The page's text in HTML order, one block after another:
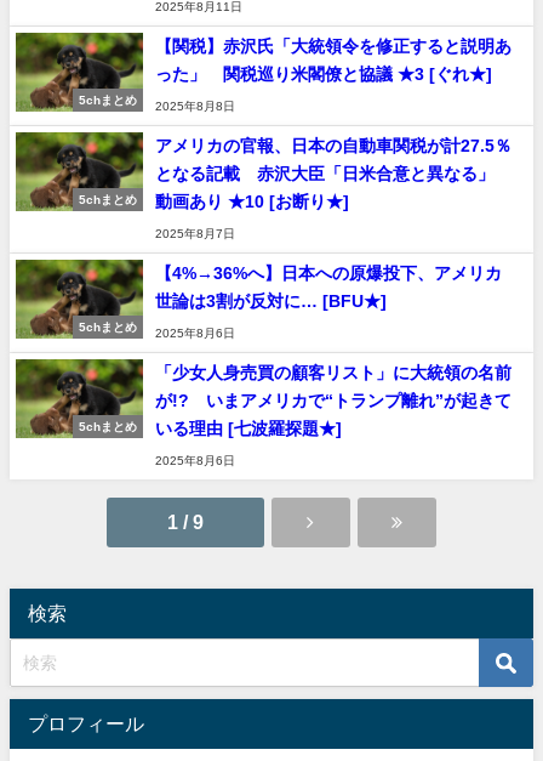
2025年8月11日
5chまとめ
【関税】赤沢氏「大統領令を修正すると説明あ
った」 関税巡り米閣僚と協議 ★3 [ぐれ★]
2025年8月8日
5chまとめ
アメリカの官報、日本の自動車関税が計27.5％
となる記載 赤沢大臣「日米合意と異なる」
動画あり ★10 [お断り★]
2025年8月7日
5chまとめ
【4%→36%へ】日本への原爆投下、アメリカ
世論は3割が反対に… [BFU★]
2025年8月6日
5chまとめ
「少女人身売買の顧客リスト」に大統領の名前
が!? いまアメリカで“トランプ離れ”が起きて
いる理由 [七波羅探題★]
2025年8月6日
1 / 9
検索
プロフィール